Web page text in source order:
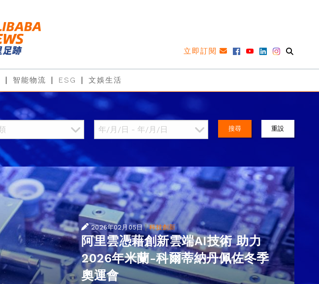
立即訂閱
智能物流 ESG 文娛生活
搜尋 重設
2026年02月05日 |科技創新
阿里雲憑藉創新雲端AI技術 助力
2026年米蘭-科爾蒂納丹佩佐冬季
奧運會